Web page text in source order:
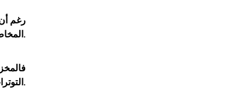
رغم
المخاطر الجيوسياسية المتصاعدة.
التوترات أو توسع نطاقها ليشمل حركة صادرات الطاقة من الخليج.